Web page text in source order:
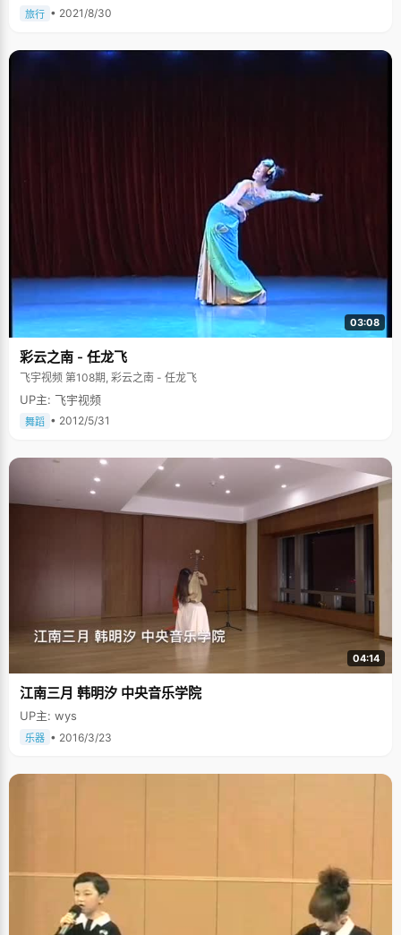
旅行 • 2021/8/30
03:08
彩云之南 - 任龙飞
飞宇视频 第108期, 彩云之南 - 任龙飞
UP主: 飞宇视频
舞蹈 • 2012/5/31
04:14
江南三月 韩明汐 中央音乐学院
UP主: wys
乐器 • 2016/3/23